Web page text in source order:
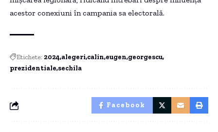
acestor conexiuni în campania sa electorală.
Etichete: 2024 alegeri calin eugen georgescu
prezidentiale sechila
Facebook